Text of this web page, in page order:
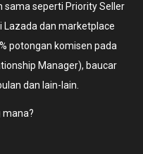
sama seperti Priority Seller
Lazada dan marketplace
potongan komisen pada
Manager), baucar
dan lain-lain.
mana?